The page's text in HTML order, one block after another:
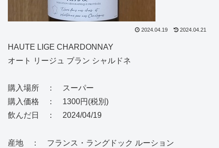
2024.04.19 2024.04.21
HAUTE LIGE CHARDONNAY
オート リージュ ブラン シャルドネ
購入場所 ： スーパー
購入価格 ： 1300円(税別)
飲んだ日 ： 2024/04/19
産地 ： フランス・ラングドック ルーション